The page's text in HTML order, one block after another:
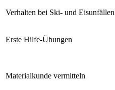
Verhalten bei Ski- und Eisunfällen
Erste Hilfe-Übungen
Materialkunde vermitteln